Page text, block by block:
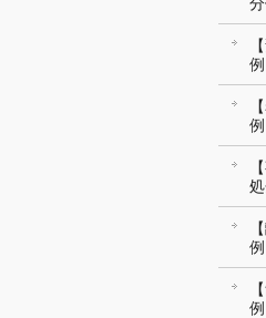
例
例
例
例